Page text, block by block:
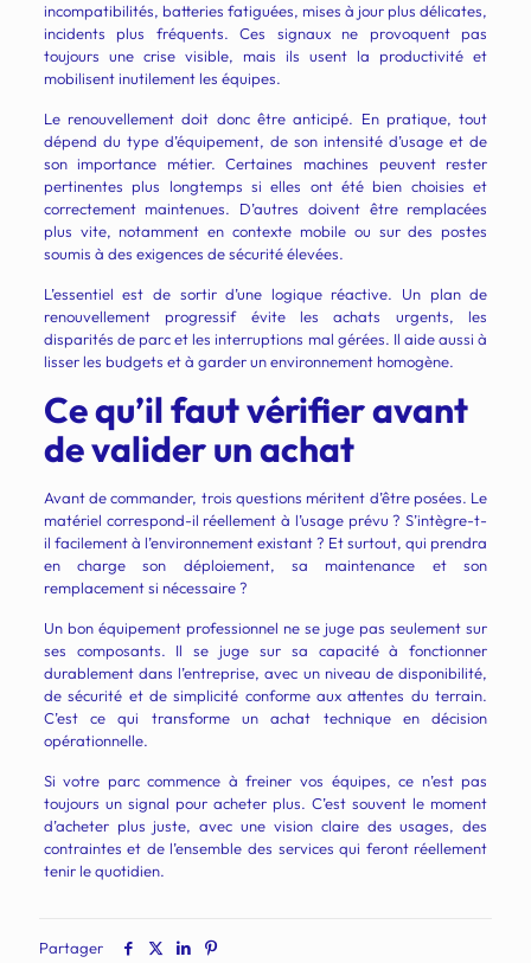
incompatibilités, batteries fatiguées, mises à jour plus délicates,
incidents plus fréquents. Ces signaux ne provoquent pas
toujours une crise visible, mais ils usent la productivité et
mobilisent inutilement les équipes.
Le renouvellement doit donc être anticipé. En pratique, tout
dépend du type d’équipement, de son intensité d’usage et de
son importance métier. Certaines machines peuvent rester
pertinentes plus longtemps si elles ont été bien choisies et
correctement maintenues. D’autres doivent être remplacées
plus vite, notamment en contexte mobile ou sur des postes
soumis à des exigences de sécurité élevées.
L’essentiel est de sortir d’une logique réactive. Un plan de
renouvellement progressif évite les achats urgents, les
disparités de parc et les interruptions mal gérées. Il aide aussi à
lisser les budgets et à garder un environnement homogène.
Ce qu’il faut vérifier avant
de valider un achat
Avant de commander, trois questions méritent d’être posées. Le
matériel correspond-il réellement à l’usage prévu ? S’intègre-t-
il facilement à l’environnement existant ? Et surtout, qui prendra
en charge son déploiement, sa maintenance et son
remplacement si nécessaire ?
Un bon équipement professionnel ne se juge pas seulement sur
ses composants. Il se juge sur sa capacité à fonctionner
durablement dans l’entreprise, avec un niveau de disponibilité,
de sécurité et de simplicité conforme aux attentes du terrain.
C’est ce qui transforme un achat technique en décision
opérationnelle.
Si votre parc commence à freiner vos équipes, ce n’est pas
toujours un signal pour acheter plus. C’est souvent le moment
d’acheter plus juste, avec une vision claire des usages, des
contraintes et de l’ensemble des services qui feront réellement
tenir le quotidien.
Partager